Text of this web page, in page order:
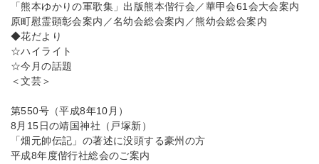
「熊本ゆかりの軍歌集」出版熊本偕行会／華甲会61会大会案内
原町慰霊顕彰会案内／名幼会総会案内／熊幼会総会案内
◆花だより
☆ハイライト
☆今月の話題
＜文芸＞
第550号（平成8年10月）
8月15日の靖国神社（戸塚新）
「畑元帥伝記」の著述に没頭する豪州の方
平成8年度偕行社総会のご案内